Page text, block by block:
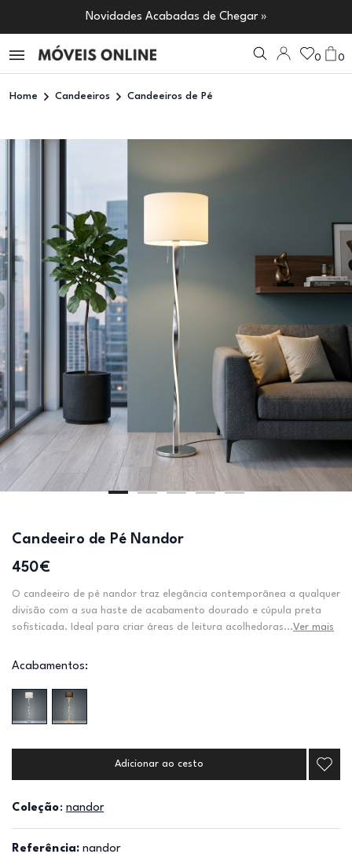
Novidades Acabadas de Chegar »
0 0
Home Candeeiros Candeeiros de Pé
Candeeiro de Pé Nandor
450€
O candeeiro de pé nandor traz elegância contemporânea a qualquer
divisão com a sua haste de acabamento dourado e cúpula preta
sofisticada. Ideal para criar áreas de leitura acolhedoras...Ver mais
Acabamentos:
Adicionar ao cesto
Coleção: nandor
Referência: nandor